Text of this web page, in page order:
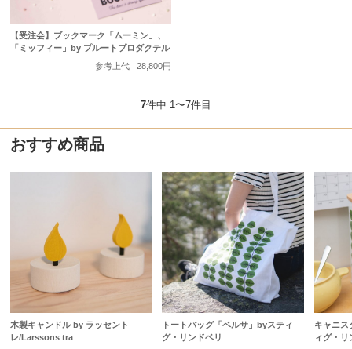
【受注会】ブックマーク「ムーミン」、
「ミッフィー」by プルートプロダクテル
参考上代
28,800円
7件中 1〜7件目
おすすめ商品
木製キャンドル by ラッセント
レ/Larssons tra
トートバッグ「ベルサ」byスティ
グ・リンドベリ
キャニス
ィグ・リ